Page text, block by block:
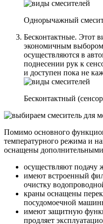
Однорычажный
Бесконтактные. Этот
экономичным
осуществляются в
поднесении рук к
и доступен пока не
Бесконтактный
Помимо основного
температурного режима и
оснащены
осуществляют подачу
имеют встроенный
очистку
краны оснащены
посудомоечной
имеют защитную
продляет